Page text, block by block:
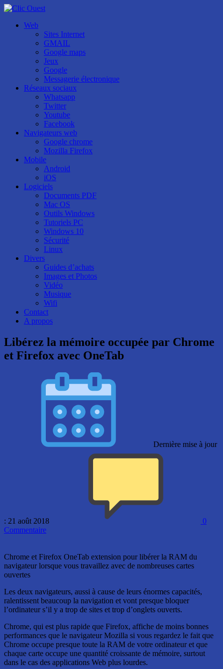
Web
Sites Internet
GMAIL
Google maps
Jeux
Google
Messagerie électronique
Réseaux sociaux
Whatsapp
Twitter
Youtube
Facebook
Navigateurs web
Google chrome
Mozilla Firefox
Mobile
Android
iOS
Logiciels
Documents PDF
Mac OS
Outils Windows
Tutoriels PC
Windows 10
Sécurité
Linux
Divers
Guides d’achats
Images et Photos
Vidéo
Musique
Wifi
Contact
A propos
Libérez la mémoire occupée par Chrome
et Firefox avec OneTab
Dernière mise à jour
: 21 août 2018
0
Commentaire
Chrome et Firefox OneTab extension pour libérer la RAM du
navigateur lorsque vous travaillez avec de nombreuses cartes
ouvertes
Les deux navigateurs, aussi à cause de leurs énormes capacités,
ralentissent beaucoup la navigation et vont presque bloquer
l’ordinateur s’il y a trop de sites et trop d’onglets ouverts.
Chrome, qui est plus rapide que Firefox, affiche de moins bonnes
performances que le navigateur Mozilla si vous regardez le fait que
Chrome occupe presque toute la RAM de votre ordinateur et que
chaque carte occupe une quantité croissante de mémoire, surtout
dans le cas des applications Web plus lourdes.